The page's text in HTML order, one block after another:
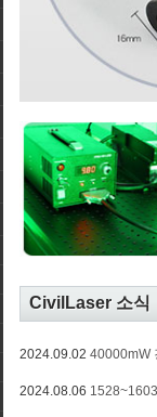
CivilLaser 소식
2024.09.02 40000mW
2024.08.06